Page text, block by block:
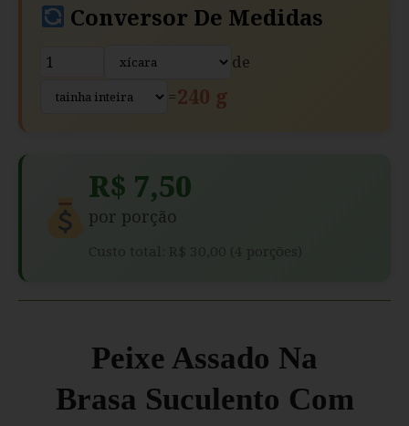
Conversor De Medidas
de
=240 g
R$ 7,50
por porção
Custo total: R$ 30,00 (4 porções)
Peixe Assado Na
Brasa Suculento Com